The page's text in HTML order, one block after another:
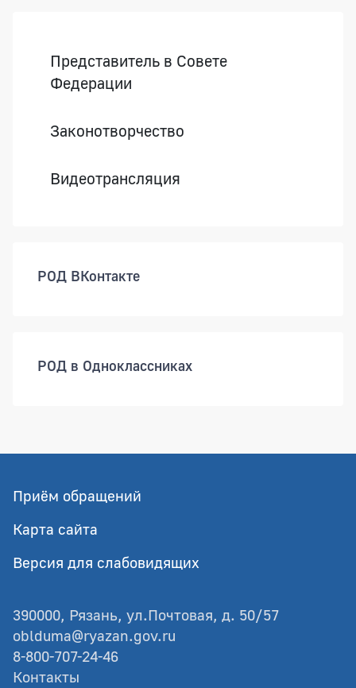
Представитель в Совете
Федерации
Законотворчество
Видеотрансляция
РОД ВКонтакте
РОД в Одноклассниках
Приём обращений
Карта сайта
Версия для слабовидящих
390000, Рязань, ул.Почтовая, д. 50/57
oblduma@ryazan.gov.ru
8-800-707-24-46
Контакты